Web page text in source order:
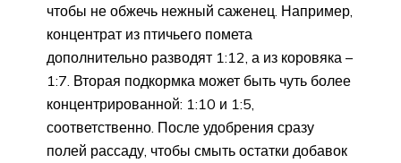
чтобы не обжечь нежный саженец. Например,
концентрат из птичьего помета
дополнительно разводят 1:12, а из коровяка –
1:7. Вторая подкормка может быть чуть более
концентрированной: 1:10 и 1:5,
соответственно. После удобрения сразу
полей рассаду, чтобы смыть остатки добавок